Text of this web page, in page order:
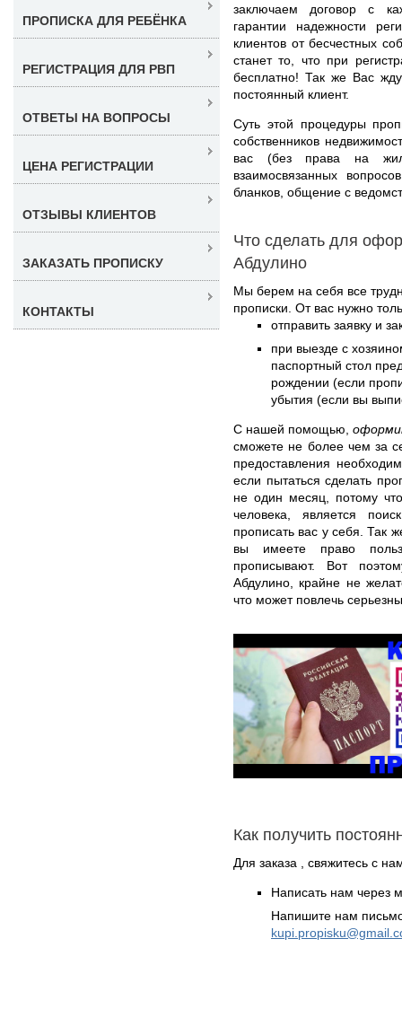
заключаем договор с
гарантии надежности
клиентов от бесчестных
станет то, что при
бесплатно! Так же Вас
постоянный клиент.
Суть этой процедуры
собственников
вас (без права на
взаимосвязанных
бланков, общение с
Что сделать для
Абдулино
Мы берем на себя все
прописки. От вас нужно
отправить заявку и
при выезде с
паспортный стол
рождении (если
убытия (если вы
С нашей помощью,
сможете не более чем за
предоставления
если пытаться сделать
не один месяц, потому
человека, является
прописать вас у себя. Так
вы имеете право
прописывают. Вот
Абдулино, крайне не
что может повлечь
Как получить
Для заказа , свяжитесь с
Написать нам через
Напишите нам
ПРОПИСКА ДЛЯ РЕБЁНКА
РЕГИСТРАЦИЯ ДЛЯ РВП
ОТВЕТЫ НА ВОПРОСЫ
ЦЕНА РЕГИСТРАЦИИ
ОТЗЫВЫ КЛИЕНТОВ
ЗАКАЗАТЬ ПРОПИСКУ
КОНТАКТЫ